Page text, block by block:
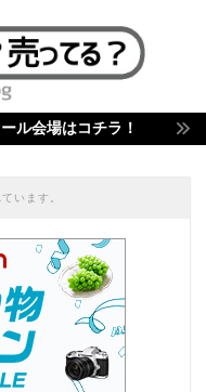
ル会場はコチラ！
います。